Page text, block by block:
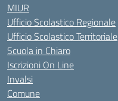
MIUR
Ufficio Scolastico Regionale
Ufficio Scolastico Territoriale
Scuola in Chiaro
Iscrizioni On Line
Invalsi
Comune